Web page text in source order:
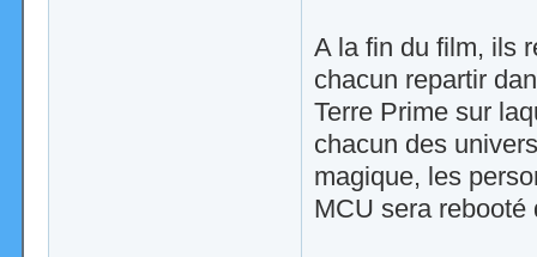
A la fin du film, ils
chacun repartir
Terre Prime sur
chacun des
magique, les
MCU sera rebooté